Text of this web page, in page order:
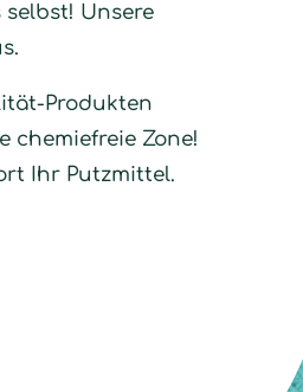
Unsere
Produkten
chemiefreie Zone!
Ihr Putzmittel.